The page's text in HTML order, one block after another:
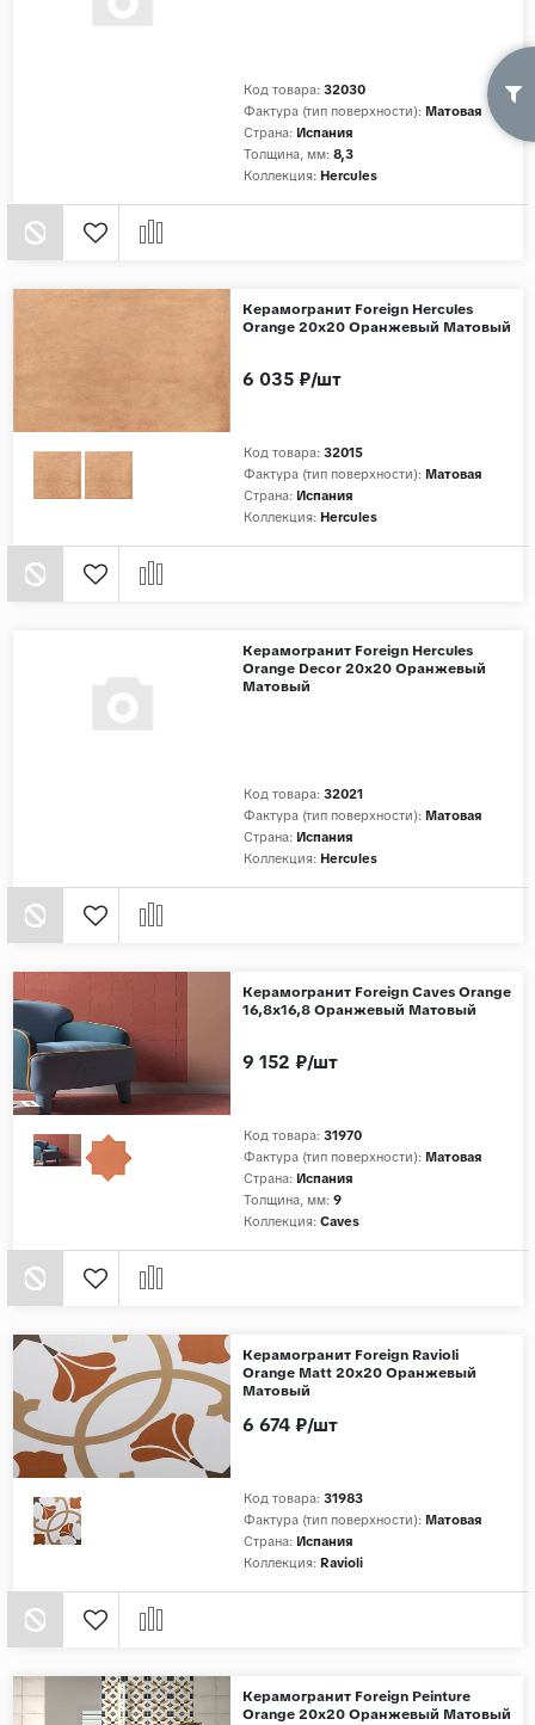
Код товара: 32030
Фактура (тип поверхности): Матовая
Страна: Испания
Толщина, мм: 8,3
Коллекция: Hercules
Керамогранит Foreign Hercules
Orange 20x20 Оранжевый Матовый
Код товара: 32015
Фактура (тип поверхности): Матовая
Страна: Испания
Коллекция: Hercules
6 035 ₽/шт
Керамогранит Foreign Hercules
Orange Decor 20x20 Оранжевый
Матовый
Код товара: 32021
Фактура (тип поверхности): Матовая
Страна: Испания
Коллекция: Hercules
Керамогранит Foreign Caves Orange
16,8x16,8 Оранжевый Матовый
Код товара: 31970
Фактура (тип поверхности): Матовая
Страна: Испания
Толщина, мм: 9
Коллекция: Caves
9 152 ₽/шт
Керамогранит Foreign Ravioli
Orange Matt 20x20 Оранжевый
Матовый
Код товара: 31983
Фактура (тип поверхности): Матовая
Страна: Испания
Коллекция: Ravioli
6 674 ₽/шт
Керамогранит Foreign Peinture
Orange 20x20 Оранжевый Матовый